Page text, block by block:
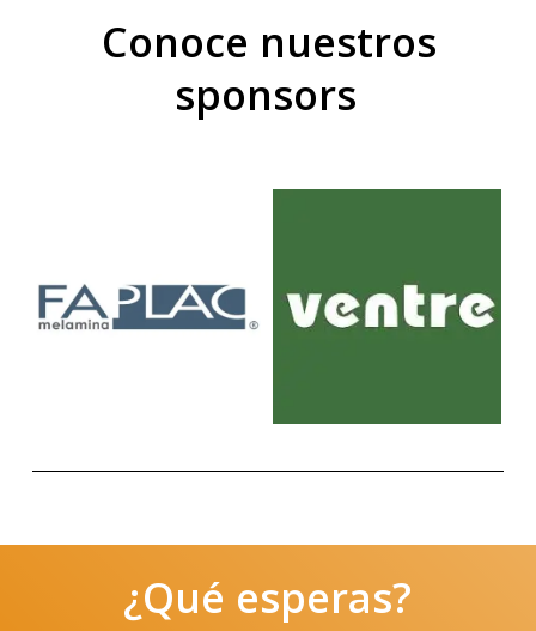
Conoce nuestros
sponsors
¿Qué esperas?